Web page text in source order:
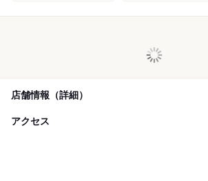
店舗情報（詳細）
アクセス